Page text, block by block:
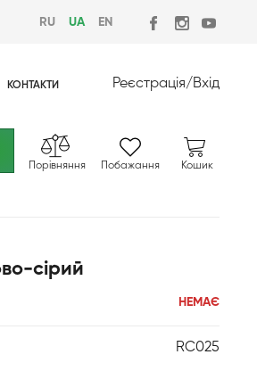
RU UA EN
КОНТАКТИ Реєстрація/Вхід
Порівняння Побажання Кошик
сірий
НЕМАЄ
RC025